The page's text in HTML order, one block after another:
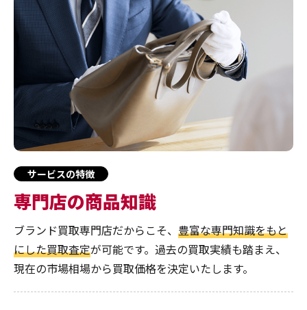
サービスの特徴
専門店の商品知識
ブランド買取専門店だからこそ、 豊富な専門知識をもと
にした買取査定が可能です。過去の買取実績も踏まえ、
現在の市場相場から買取価格を決定いたします。